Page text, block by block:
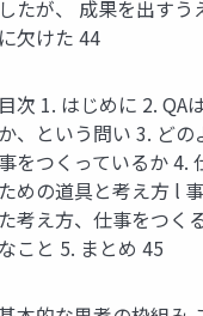
したが、 成果を出すう
に欠けた 44
目次 1. はじめに 2. QA
か、という問い 3. どの
事をつくっているか 4.
ための道具と考え方 l
た考え方、仕事をつく
なこと 5. まとめ 45